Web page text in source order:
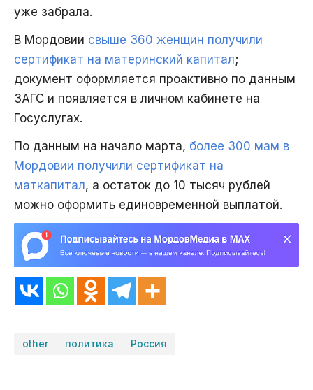
уже забрала.
В Мордовии свыше 360 женщин получили
сертификат на материнский капитал;
документ оформляется проактивно по данным
ЗАГС и появляется в личном кабинете на
Госуслугах.
По данным на начало марта, более 300 мам в
Мордовии получили сертификат на
маткапитал, а остаток до 10 тысяч рублей
можно оформить единовременной выплатой.
other политика Россия